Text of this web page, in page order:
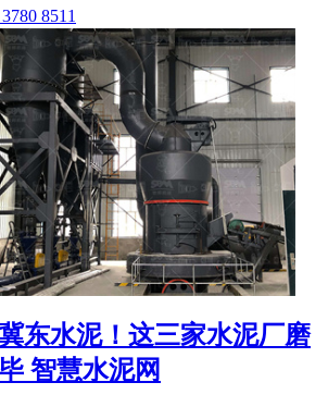
8511
东水泥！这三家水泥厂磨
智慧水泥网